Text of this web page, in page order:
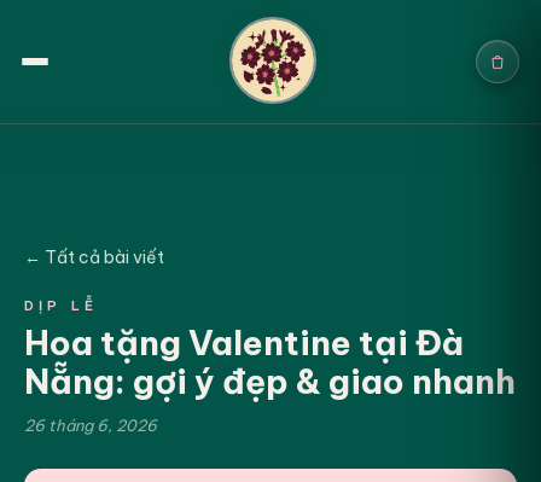
Blogs
Chính sách
← Tất cả bài viết
DỊP LỄ
Hoa tặng Valentine tại Đà
Nẵng: gợi ý đẹp & giao nhanh
26 tháng 6, 2026